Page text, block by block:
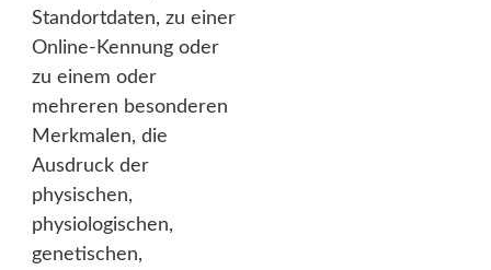
Standortdaten, zu einer
Online-Kennung oder
zu einem oder
mehreren besonderen
Merkmalen, die
Ausdruck der
physischen,
physiologischen,
genetischen,